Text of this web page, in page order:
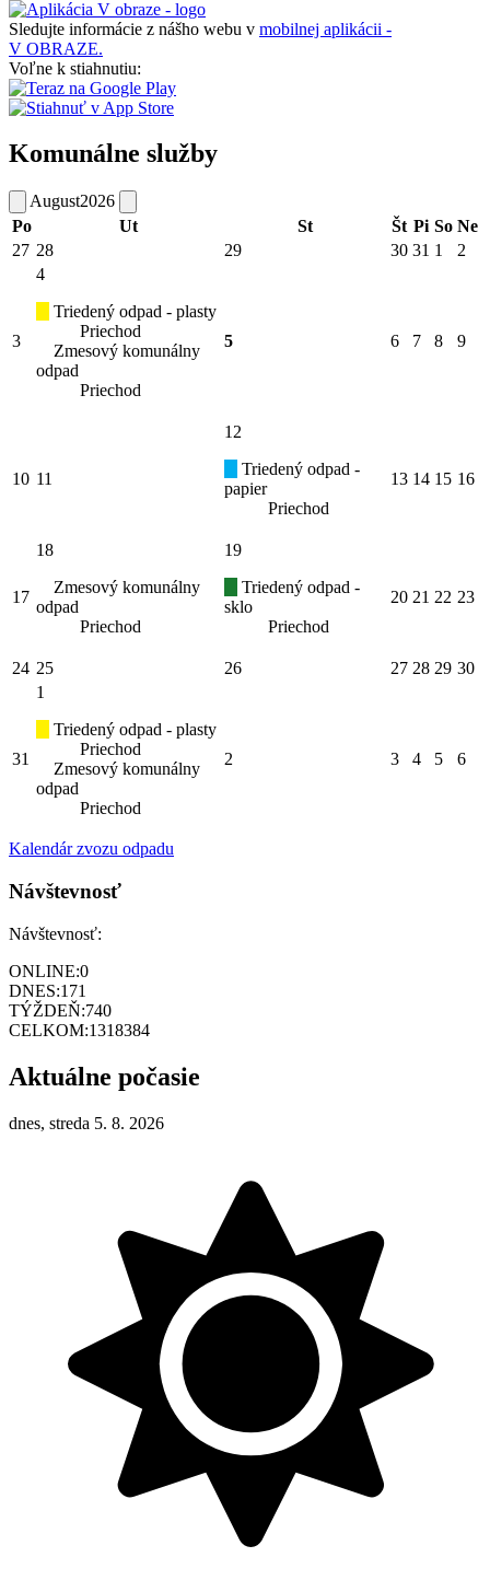
Sledujte informácie z nášho webu v mobilnej aplikácii -
V OBRAZE.
Voľne k stiahnutiu:
Komunálne služby
August2026
Po
Ut St Št Pi So Ne
27 28 29 30 31 1 2
3
4
Triedený odpad - plasty
Priechod
Zmesový komunálny
odpad
Priechod
5 6 7 8 9
10 11
12
Triedený odpad -
papier
Priechod
13 14 15 16
17
18
Zmesový komunálny
odpad
Priechod
19
Triedený odpad -
sklo
Priechod
20 21 22 23
24 25 26 27 28 29 30
31
1
Triedený odpad - plasty
Priechod
Zmesový komunálny
odpad
Priechod
2 3 4 5 6
Kalendár zvozu odpadu
Návštevnosť
Návštevnosť:
ONLINE:0
DNES:171
TÝŽDEŇ:740
CELKOM:1318384
Aktuálne počasie
dnes, streda 5. 8. 2026